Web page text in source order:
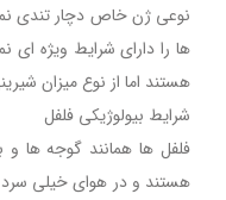
نوعی ژن خاص دچار تندی
ها را دارای شرایط ویژه
هستند اما از نوع میزان
شرایط بیولوژیکی فلفل
فلفل ها همانند گوجه ها
هستند و در هوای خیلی سرد